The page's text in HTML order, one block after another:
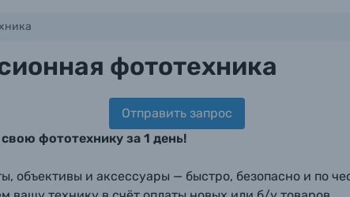
фототехника
Отправить запрос
фототехнику за 1 день!
объективы и аксессуары — быстро, безопасно и по